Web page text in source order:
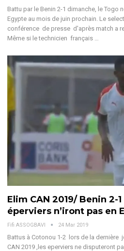
Battu par le Benin 2-1 dimanche, le Togo
Egypte au mois de juin prochain. Le
conférence de presse d'après match a
Même si le technicien français …
Elim CAN 2019/ Benin 2-
éperviers n’iront pas en
Fifi ASSOGBAVI 24 Mar 2019
Battus à Cotonou 1-2 lors de la
CAN 2019 ,les eperviers ne disputeront